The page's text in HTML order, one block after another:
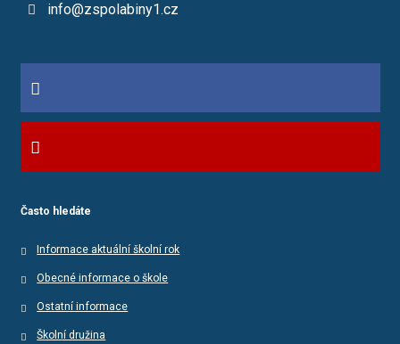
info@zspolabiny1.cz
Často hledáte
Informace aktuální školní rok
Obecné informace o škole
Ostatní informace
Školní družina